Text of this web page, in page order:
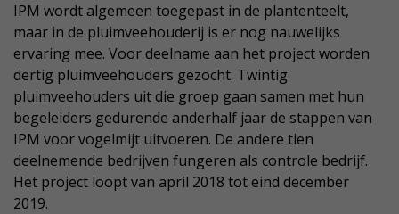
IPM wordt algemeen toegepast in de plantenteelt,
maar in de pluimveehouderij is er nog nauwelijks
ervaring mee. Voor deelname aan het project worden
dertig pluimveehouders gezocht. Twintig
pluimveehouders uit die groep gaan samen met hun
begeleiders gedurende anderhalf jaar de stappen van
IPM voor vogelmijt uitvoeren. De andere tien
deelnemende bedrijven fungeren als controle bedrijf.
Het project loopt van april 2018 tot eind december
2019.